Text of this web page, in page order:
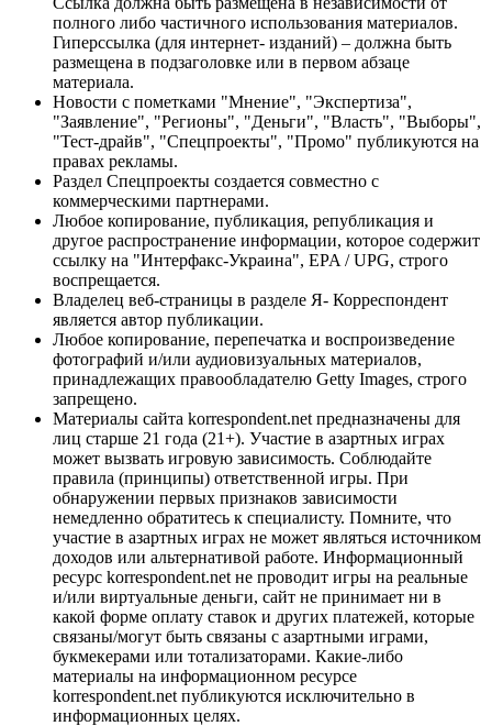
полного либо частичного использования материалов.
Гиперссылка (для интернет- изданий) – должна быть
размещена в подзаголовке или в первом абзаце
материала.
Новости с пометками "Мнение", "Экспертиза",
"Заявление", "Регионы", "Деньги", "Власть", "Выборы",
"Тест-драйв", "Спецпроекты", "Промо" публикуются на
правах рекламы.
Раздел Спецпроекты создается совместно с
коммерческими партнерами.
Любое копирование, публикация, републикация и
другое распространение информации, которое содержит
ссылку на "Интерфакс-Украина", EPA / UPG, строго
воспрещается.
Владелец веб-страницы в разделе Я- Корреспондент
является автор публикации.
Любое копирование, перепечатка и воспроизведение
фотографий и/или аудиовизуальных материалов,
принадлежащих правообладателю Getty Images, строго
запрещено.
Материалы сайта korrespondent.net предназначены для
лиц старше 21 года (21+). Участие в азартных играх
может вызвать игровую зависимость. Соблюдайте
правила (принципы) ответственной игры. При
обнаружении первых признаков зависимости
немедленно обратитесь к специалисту. Помните, что
участие в азартных играх не может являться источником
доходов или альтернативой работе. Информационный
ресурс korrespondent.net не проводит игры на реальные
и/или виртуальные деньги, сайт не принимает ни в
какой форме оплату ставок и других платежей, которые
связаны/могут быть связаны с азартными играми,
букмекерами или тотализаторами. Какие-либо
материалы на информационном ресурсе
korrespondent.net публикуются исключительно в
информационных целях.